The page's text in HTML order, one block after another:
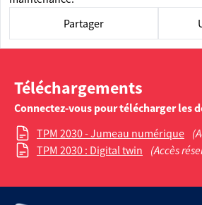
Partager
Téléchargements
Connectez-vous pour télécharger les
TPM 2030 - Jumeau numérique
TPM 2030 : Digital twin
(Accès